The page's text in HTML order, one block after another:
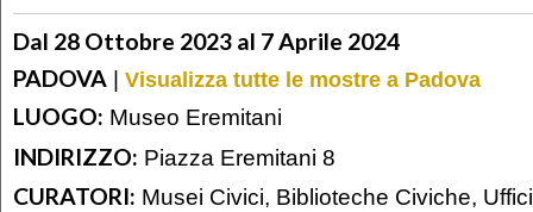
Dal 28 Ottobre 2023 al 7 Aprile 2024
PADOVA | Visualizza tutte le mostre a Padova
LUOGO: Museo Eremitani
INDIRIZZO: Piazza Eremitani 8
CURATORI: Musei Civici, Biblioteche Civiche,